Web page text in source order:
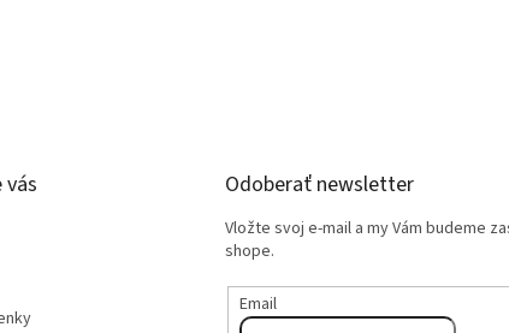
Odoberať newsletter
Vložte svoj e-mail a my Vám budeme
shope.
Email